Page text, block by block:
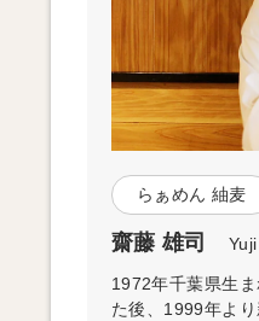
らぁめん 紬麦
齋藤 雄司
1972年千葉県生
た後、1999年よ